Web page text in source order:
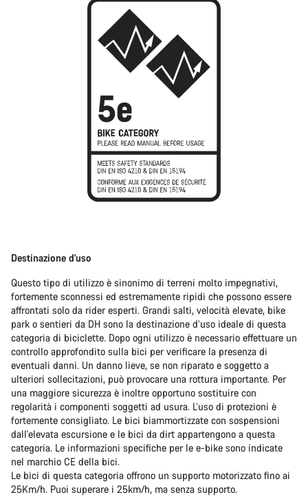
Destinazione d'uso
Questo tipo di utilizzo è sinonimo di terreni molto impegnativi,
fortemente sconnessi ed estremamente ripidi che possono essere
affrontati solo da rider esperti. Grandi salti, velocità elevate, bike
park o sentieri da DH sono la destinazione d’uso ideale di questa
categoria di biciclette. Dopo ogni utilizzo è necessario effettuare un
controllo approfondito sulla bici per verificare la presenza di
eventuali danni. Un danno lieve, se non riparato e soggetto a
ulteriori sollecitazioni, può provocare una rottura importante. Per
una maggiore sicurezza è inoltre opportuno sostituire con
regolarità i componenti soggetti ad usura. L’uso di protezioni è
fortemente consigliato. Le bici biammortizzate con sospensioni
dall'elevata escursione e le bici da dirt appartengono a questa
categoria. Le informazioni specifiche per le e-bike sono indicate
nel marchio CE della bici.
Le bici di questa categoria offrono un supporto motorizzato fino ai
25Km/h. Puoi superare i 25km/h, ma senza supporto.